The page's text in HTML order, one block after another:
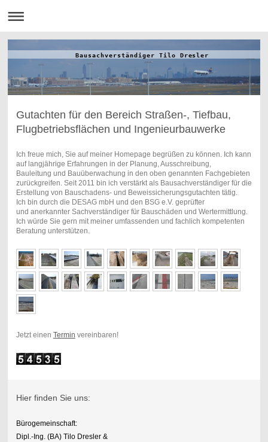
Bausachverständiger Tilo Dresler
Gutachten für den Bereich Straßen-, Tiefbau,
Flugbetriebsflächen und Ingenieurbauwerke
Ich freue mich, Sie auf meiner Homepage begrüßen zu können. Ich kann
auf langjährige Erfahrungen in der Planung, Ausschreibung,
Bauleitung und Bauüberwachung in den oben genannten Fachgebieten
zurückgreifen. Seit 2011 bin ich verstärkt als Bausachverständiger für die
Erstellung von Bauschadens- und Beweissicherungsgutachten tätig.
Ich bin durch die DESAG mbH und den BSG e.V. geprüfter
und anerkannter Sachverständiger für Bauschäden und Wertermittlung.
Ich würde Sie gern mit meiner umfassenden und fachlich kompetenten
Beratung unterstützen.
Jetzt einen Termin vereinbaren!
Hier finden Sie uns:
Bürogemeinschaft:
Dipl.-Ing. (BA) Tilo Dresler &